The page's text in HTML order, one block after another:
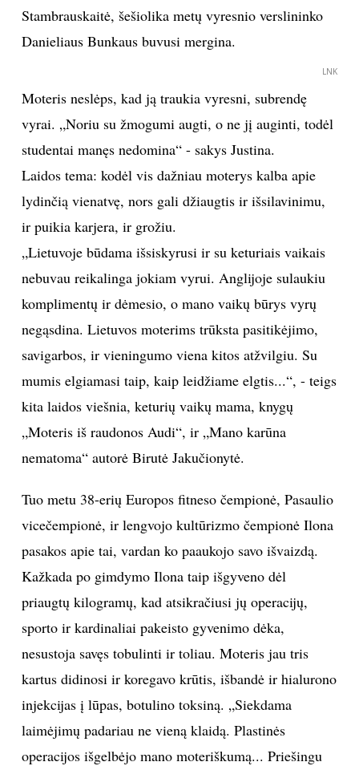
MENAS
ĮDOMYBĖS
ISTORIJA
KNYGOS
INTERJERAS
NAMAI
VIRTUVĖ
VAIKAI
KONTAKTAI
PRIVATUMO POLITIKA
Sekite mus:
Stambrauskaitė, šešiolika metų vyresnio verslininko
Danieliaus Bunkaus buvusi mergina.
LNK
Moteris neslėps, kad ją traukia vyresni, subrendę
vyrai. „Noriu su žmogumi augti, o ne jį auginti, todėl
studentai manęs nedomina“ - sakys Justina.
Laidos tema: kodėl vis dažniau moterys kalba apie
lydinčią vienatvę, nors gali džiaugtis ir išsilavinimu,
ir puikia karjera, ir grožiu.
„Lietuvoje būdama išsiskyrusi ir su keturiais vaikais
nebuvau reikalinga jokiam vyrui. Anglijoje sulaukiu
komplimentų ir dėmesio, o mano vaikų būrys vyrų
negąsdina. Lietuvos moterims trūksta pasitikėjimo,
savigarbos, ir vieningumo viena kitos atžvilgiu. Su
mumis elgiamasi taip, kaip leidžiame elgtis...“, - teigs
kita laidos viešnia, keturių vaikų mama, knygų
„Moteris iš raudonos Audi“, ir „Mano karūna
nematoma“ autorė Birutė Jakučionytė.
Tuo metu 38-erių Europos fitneso čempionė, Pasaulio
vicečempionė, ir lengvojo kultūrizmo čempionė Ilona
pasakos apie tai, vardan ko paaukojo savo išvaizdą.
Kažkada po gimdymo Ilona taip išgyveno dėl
priaugtų kilogramų, kad atsikračiusi jų operacijų,
sporto ir kardinaliai pakeisto gyvenimo dėka,
nesustoja savęs tobulinti ir toliau. Moteris jau tris
kartus didinosi ir koregavo krūtis, išbandė ir hialurono
injekcijas į lūpas, botulino toksiną. „Siekdama
laimėjimų padariau ne vieną klaidą. Plastinės
operacijos išgelbėjo mano moteriškumą... Priešingu